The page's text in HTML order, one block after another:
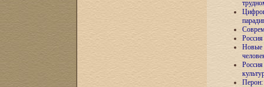
Новые
Перон: